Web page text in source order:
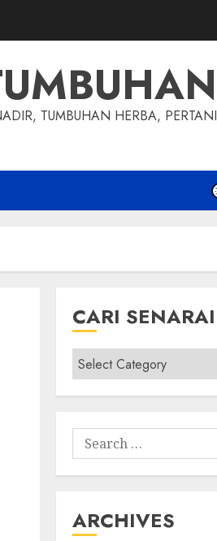
TUMBUHAN HERBA,
CARI
Cari
Senarai
Tumbuhan
Search
for:
ARCHIVES